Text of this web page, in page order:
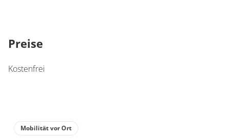
Preise
Kostenfrei
Mobilität vor Ort